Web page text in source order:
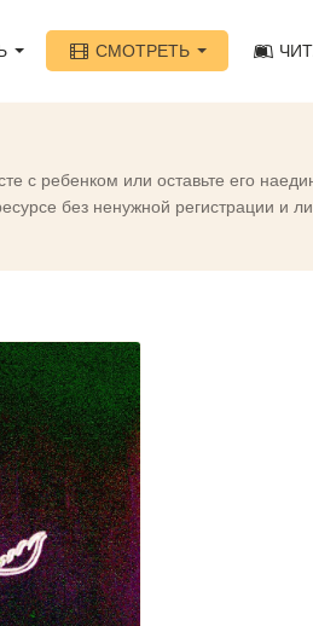
СМОТРЕТЬ
с ребенком или оставьте его
без ненужной регистрации и